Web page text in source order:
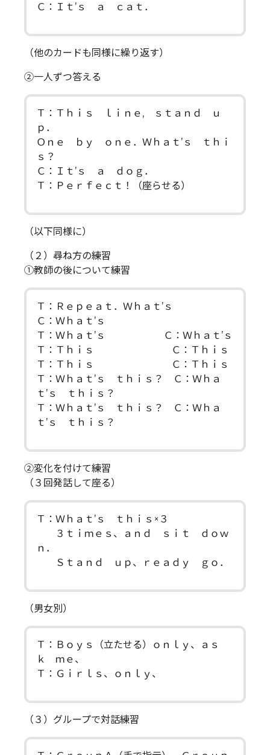
Ｃ：Ｉｔ’ｓ ａ ｃａｔ．
（他のカードも同様に繰り返す）
②一人ずつ答える
Ｔ：Ｔｈｉｓ ｌｉｎｅ, ｓｔａｎｄ ｕ
ｐ．
Ｏｎｅ ｂｙ ｏｎｅ．Ｗｈａｔ’ｓ ｔｈｉ
ｓ？
Ｃ：Ｉｔ’ｓ ａ ｄｏｇ．
Ｔ：Ｐｅｒｆｅｃｔ！（座らせる）
（以下同様に）
（２）尋ね方の練習
①教師の後について練習
Ｔ：Ｒｅｐｅａｔ．Ｗｈａｔ’ｓ
Ｃ：Ｗｈａｔ’ｓ
Ｔ：Ｗｈａｔ’ｓ Ｃ：Ｗｈａｔ’ｓ
Ｔ：Ｔｈｉｓ Ｃ：Ｔｈｉｓ
Ｔ：Ｔｈｉｓ Ｃ：Ｔｈｉｓ
Ｔ：Ｗｈａｔ’ｓ ｔｈｉｓ？ Ｃ：Ｗｈａ
ｔ’ｓ ｔｈｉｓ？
Ｔ：Ｗｈａｔ’ｓ ｔｈｉｓ？ Ｃ：Ｗｈａ
ｔ’ｓ ｔｈｉｓ？
②変化を付けて練習
（３回発話して座る）
Ｔ：Ｗｈａｔ’ｓ ｔｈｉｓ×３
３ｔｉｍｅｓ、ａｎｄ ｓｉｔ ｄｏｗ
ｎ．
Ｓｔａｎｄ ｕｐ、ｒｅａｄｙ ｇｏ．
（男女別）
Ｔ：Ｂｏｙｓ（立たせる）ｏｎｌｙ、ａｓ
ｋ ｍｅ、
Ｔ：Ｇｉｒｌｓ、ｏｎｌｙ、
（３）グループで対話練習